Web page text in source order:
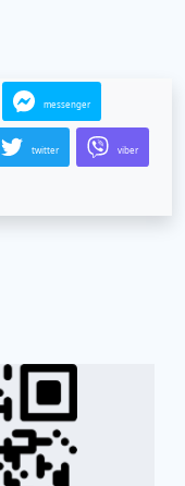
messenger
twitter viber